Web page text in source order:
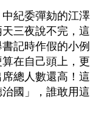
紀委彈劾的江澤
三夜說不完，這
記時作假的小例
在自己頭上，更
總人數還高！這
國」，誰敢用這